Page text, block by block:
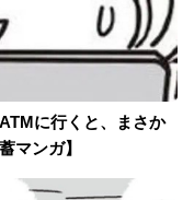
に行くと、まさか
マンガ】